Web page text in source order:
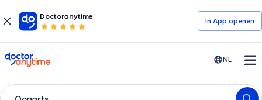
Doctoranytime
In App openen
doctoranytime NL